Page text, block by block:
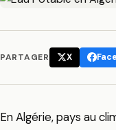
PARTAGER X
En Algérie, pays au